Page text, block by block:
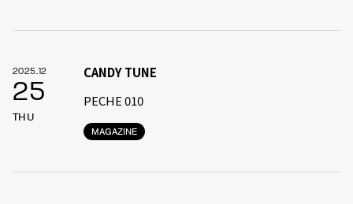
2025.12
25
THU
MAGAZINE
CANDY TUNE
PECHE 010